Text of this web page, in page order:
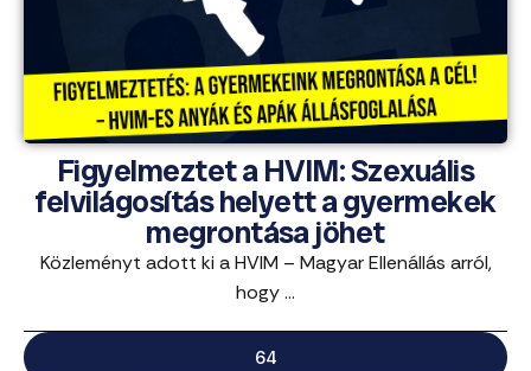
Figyelmeztet a HVIM: Szexuális
felvilágosítás helyett a gyermekek
megrontása jöhet
Közleményt adott ki a HVIM – Magyar Ellenállás arról,
hogy ...
64